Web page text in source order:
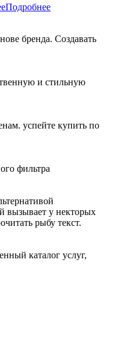
Подробнее
бренда. Создавать
и стильную
успейте купить по
фильтра
вызывает у некторых
рыбу текст.
каталог услуг,